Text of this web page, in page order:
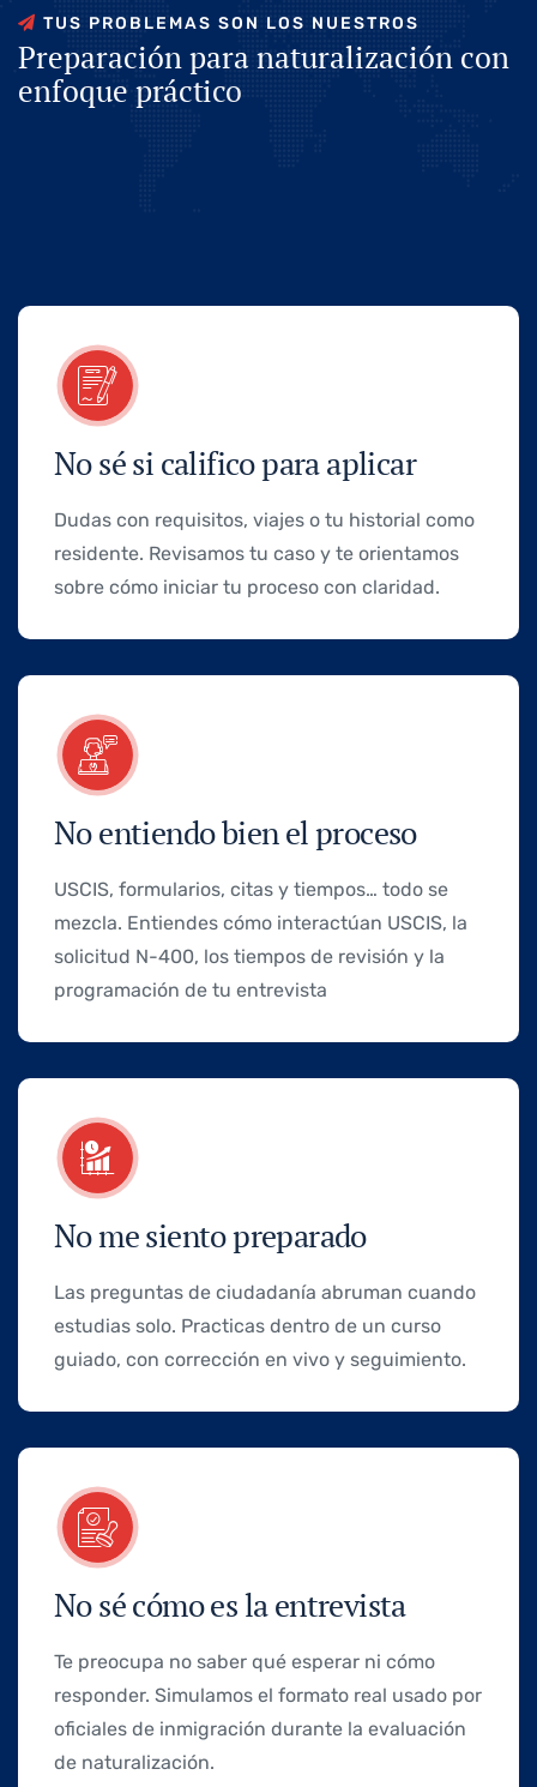
TUS PRO B LE MAS SO N LOS N U ESTROS
Preparaciónpara naturalización con
enfoque práctico
No sé si califico para aplicar
Dudas con requisitos, viajes o tu historial como
residente. Revisamos tu caso y te orientamos
sobre cómo iniciar tu proceso con claridad.
No entiendo bien el proceso
USCIS, formularios, citas y tiempos… todo se
mezcla. Entiendes cómo interactúan USCIS, la
solicitud N-400, los tiempos de revisión y la
programación de tu entrevista
No me siento preparado
Las preguntas de ciudadanía abruman cuando
estudias solo. Practicas dentro de un curso
guiado, con corrección en vivo y seguimiento.
No sé cómo es la entrevista
Te preocupa no saber qué esperar ni cómo
responder. Simulamos el formato real usado por
oficiales de inmigración durante la evaluación
de naturalización.